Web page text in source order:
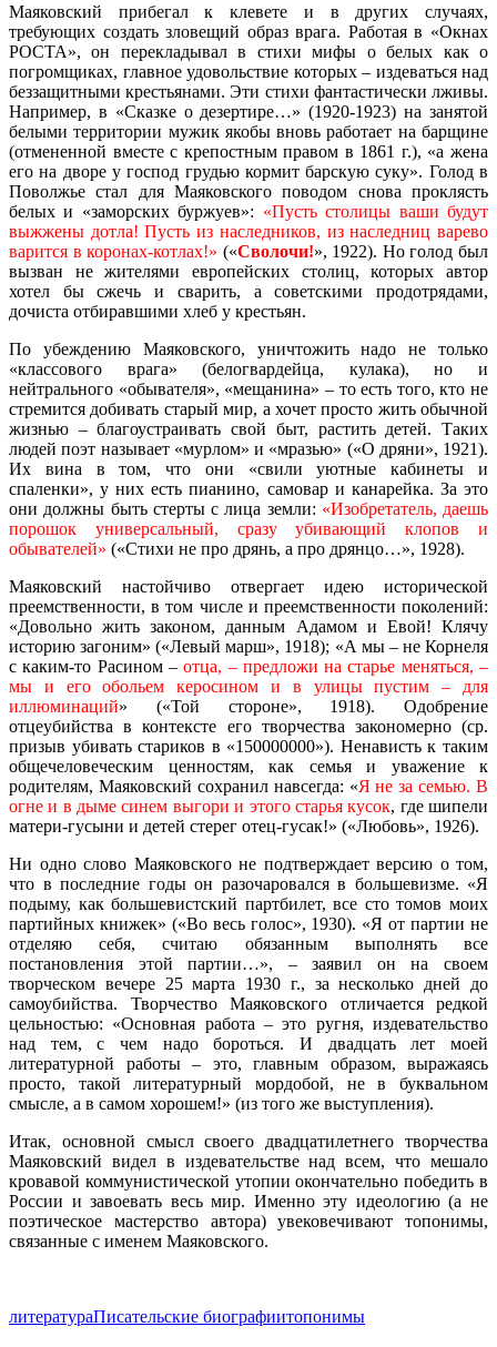
Маяковский прибегал к клевете и в других случаях,
требующих создать зловещий образ врага. Работая в «Окнах
РОСТА», он перекладывал в стихи мифы о белых как о
погромщиках, главное удовольствие которых – издеваться над
беззащитными крестьянами. Эти стихи фантастически лживы.
Например, в «Сказке о дезертире…» (1920-1923) на занятой
белыми территории мужик якобы вновь работает на барщине
(отмененной вместе с крепостным правом в 1861 г.), «а жена
его на дворе у господ грудью кормит барскую суку». Голод в
Поволжье стал для Маяковского поводом снова проклясть
белых и «заморских буржуев»: «Пусть столицы ваши будут
выжжены дотла! Пусть из наследников, из наследниц варево
варится в коронах-котлах!» («Сволочи!», 1922). Но голод был
вызван не жителями европейских столиц, которых автор
хотел бы сжечь и сварить, а советскими продотрядами,
дочиста отбиравшими хлеб у крестьян.
По убеждению Маяковского, уничтожить надо не только
«классового врага» (белогвардейца, кулака), но и
нейтрального «обывателя», «мещанина» – то есть того, кто не
стремится добивать старый мир, а хочет просто жить обычной
жизнью – благоустраивать свой быт, растить детей. Таких
людей поэт называет «мурлом» и «мразью» («О дряни», 1921).
Их вина в том, что они «свили уютные кабинеты и
спаленки», у них есть пианино, самовар и канарейка. За это
они должны быть стерты с лица земли: «Изобретатель, даешь
порошок универсальный, сразу убивающий клопов и
обывателей» («Стихи не про дрянь, а про дрянцо…», 1928).
Маяковский настойчиво отвергает идею исторической
преемственности, в том числе и преемственности поколений:
«Довольно жить законом, данным Адамом и Евой! Клячу
историю загоним» («Левый марш», 1918); «А мы – не Корнеля
с каким-то Расином –отца, – предложи на старье меняться, –
мы и его обольем керосином и в улицы пустим – для
иллюминаций» («Той стороне», 1918). Одобрение
отцеубийства в контексте его творчества закономерно (ср.
призыв убивать стариков в «150000000»). Ненависть к таким
общечеловеческим ценностям, как семья и уважение к
родителям, Маяковский сохранил навсегда: «Я не за семью. В
огне и в дыме синем выгори и этого старья кусок, где шипели
матери-гусыни и детей стерег отец-гусак!» («Любовь», 1926).
Ни одно слово Маяковского не подтверждает версию о том,
что в последние годы он разочаровался в большевизме. «Я
подыму, как большевистский партбилет, все сто томов моих
партийных книжек» («Во весь голос», 1930). «Я от партии не
отделяю себя, считаю обязанным выполнять все
постановления этой партии…», – заявил он на своем
творческом вечере 25 марта 1930 г., за несколько дней до
самоубийства. Творчество Маяковского отличается редкой
цельностью: «Основная работа – это ругня, издевательство
над тем, с чем надо бороться. И двадцать лет моей
литературной работы – это, главным образом, выражаясь
просто, такой литературный мордобой, не в буквальном
смысле, а в самом хорошем!» (из того же выступления).
Итак, основной смысл своего двадцатилетнего творчества
Маяковский видел в издевательстве над всем, что мешало
кровавой коммунистической утопии окончательно победить в
России и завоевать весь мир. Именно эту идеологию (а не
поэтическое мастерство автора) увековечивают топонимы,
связанные с именем Маяковского.
литератураПисательские биографиитопонимы